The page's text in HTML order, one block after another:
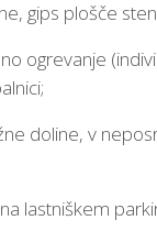
gips plošče
ogrevanje
doline, v
lastniškem